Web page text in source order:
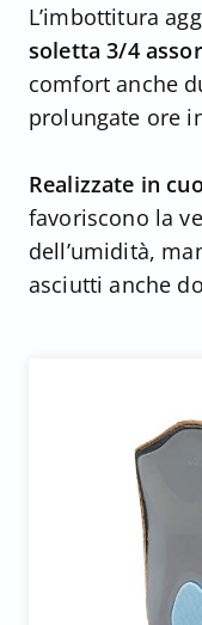
L’imbottitura
soletta 3/4
comfort anche
prolungate ore
Realizzate in
favoriscono la
dell’umidità,
asciutti anche